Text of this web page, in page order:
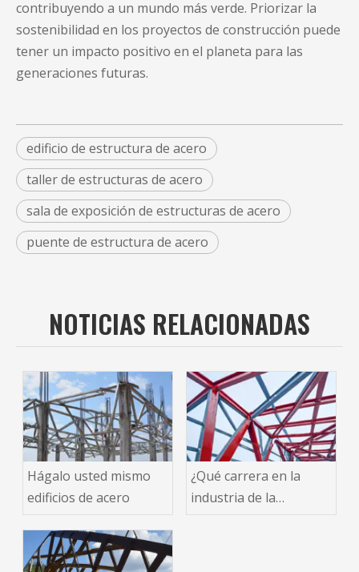
contribuyendo a un mundo más verde. Priorizar la
sostenibilidad en los proyectos de construcción puede
tener un impacto positivo en el planeta para las
generaciones futuras.
edificio de estructura de acero
taller de estructuras de acero
sala de exposición de estructuras de acero
puente de estructura de acero
NOTICIAS RELACIONADAS
Hágalo usted mismo
edificios de acero
¿Qué carrera en la
industria de la